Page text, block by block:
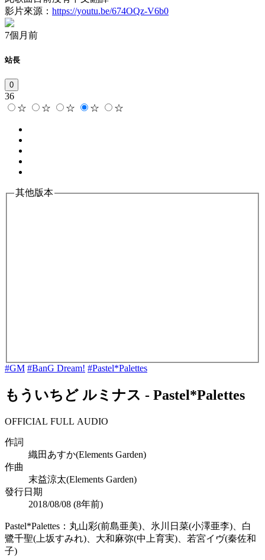
影片來源： https://youtu.be/674OQz-V6b0
7個月前
站長
0
36
☆
☆ ☆ ☆ ☆
其他版本
#GM #BanG Dream! #Pastel*Palettes
もういちど ルミナス - Pastel*Palettes
OFFICIAL FULL AUDIO
作詞
織田あすか(Elements Garden)
作曲
末益涼太(Elements Garden)
發行日期
2018/08/08 (8年前)
Pastel*Palettes：丸山彩(前島亜美)、氷川日菜(小澤亜李)、白
鷺千聖(上坂すみれ)、大和麻弥(中上育実)、若宮イヴ(秦佐和
子)